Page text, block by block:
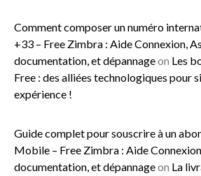
Comment composer un numéro
+33 – Free Zimbra : Aide Connexion,
documentation, et dépannageon Les
Free : des alliées technologiques pour
expérience !
Guide complet pour souscrire à un
Mobile – Free Zimbra : Aide
documentation, et dépannageon La